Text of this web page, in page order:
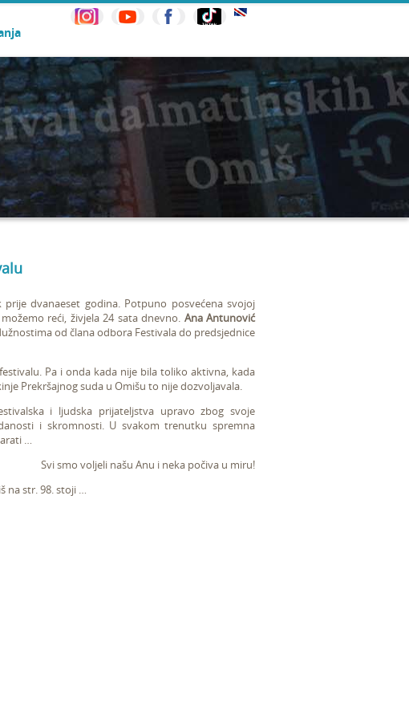
dvanaeset godina. Potpuno posvećena svojoj
reći, živjela 24 sata dnevno. Ana Antunović
od člana odbora Festivala do predsjednice
Pa i onda kada nije bila toliko aktivna, kada
Prekršajnog suda u Omišu to nije dozvoljavala.
i ljudska prijateljstva upravo zbog svoje
i skromnosti. U svakom trenutku spremna
…
Svi smo voljeli našu Anu i neka počiva u miru!
na str. 98. stoji …